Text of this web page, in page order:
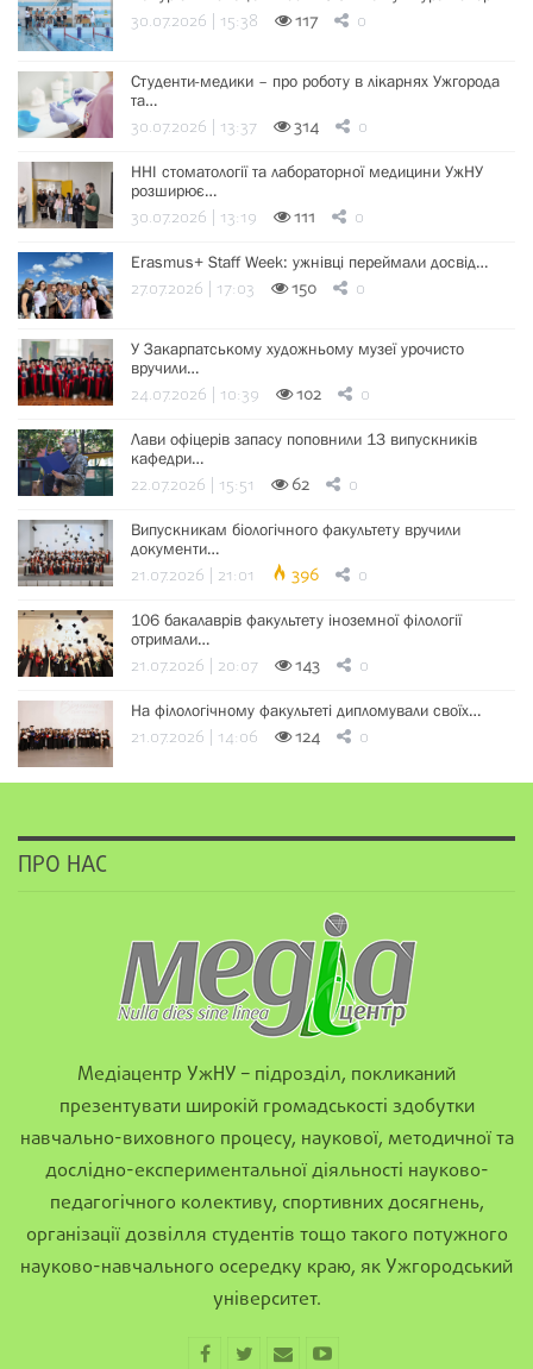
30.07.2026 | 15:38 117 0
Студенти-медики – про роботу в лікарнях Ужгорода
та…
30.07.2026 | 13:37 314 0
ННІ стоматології та лабораторної медицини УжНУ
розширює…
30.07.2026 | 13:19 111 0
Erasmus+ Staff Week: ужнівці переймали досвід…
27.07.2026 | 17:03 150 0
У Закарпатському художньому музеї урочисто
вручили…
24.07.2026 | 10:39 102 0
Лави офіцерів запасу поповнили 13 випускників
кафедри…
22.07.2026 | 15:51 62 0
Випускникам біологічного факультету вручили
документи…
21.07.2026 | 21:01 396 0
106 бакалаврів факультету іноземної філології
отримали…
21.07.2026 | 20:07 143 0
На філологічному факультеті дипломували своїх…
21.07.2026 | 14:06 124 0
ПРО НАС
Медіацентр УжНУ – підрозділ, покликаний
презентувати широкій громадськості здобутки
навчально-виховного процесу, наукової, методичної та
дослідно-експериментальної діяльності науково-
педагогічного колективу, спортивних досягнень,
організації дозвілля студентів тощо такого потужного
науково-навчального осередку краю, як Ужгородський
університет.